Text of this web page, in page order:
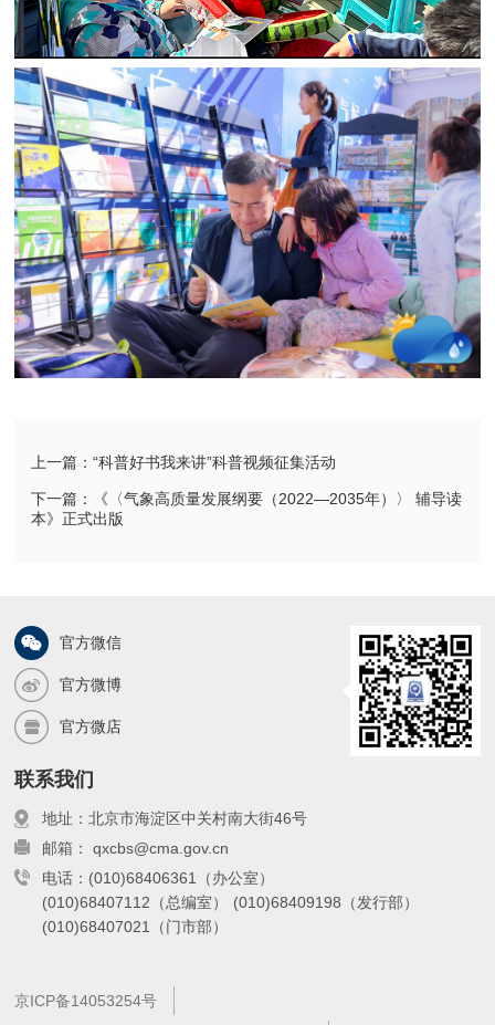
上一篇：“科普好书我来讲”科普视频征集活动
下一篇：《〈气象高质量发展纲要（2022—2035年）〉 辅导读
本》正式出版
官方微信
官方微博
官方微店
联系我们
地址：北京市海淀区中关村南大街46号
邮箱： qxcbs@cma.gov.cn
电话：(010)68406361（办公室）
(010)68407112（总编室）
(010)68409198（发行部）
(010)68407021（门市部）
京ICP备14053254号